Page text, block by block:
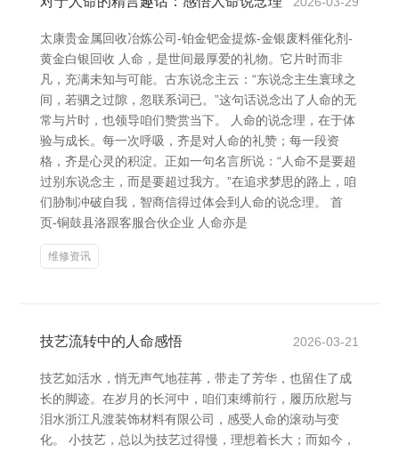
太康贵金属回收冶炼公司-铂金钯金提炼-金银废料催化剂-
黄金白银回收 人命，是世间最厚爱的礼物。它片时而非
凡，充满未知与可能。古东说念主云：“东说念主生寰球之
间，若驷之过隙，忽联系词已。”这句话说念出了人命的无
常与片时，也领导咱们赞赏当下。 人命的说念理，在于体
验与成长。每一次呼吸，齐是对人命的礼赞；每一段资
格，齐是心灵的积淀。正如一句名言所说：“人命不是要超
过别东说念主，而是要超过我方。”在追求梦思的路上，咱
们胁制冲破自我，智商信得过体会到人命的说念理。 首
页-铜鼓县洛跟客服合伙企业 人命亦是
维修资讯
技艺流转中的人命感悟 2026-03-21
技艺如活水，悄无声气地荏苒，带走了芳华，也留住了成
长的脚迹。在岁月的长河中，咱们束缚前行，履历欣慰与
泪水浙江凡渡装饰材料有限公司，感受人命的滚动与变
化。 小技艺，总以为技艺过得慢，理想着长大；而如今，